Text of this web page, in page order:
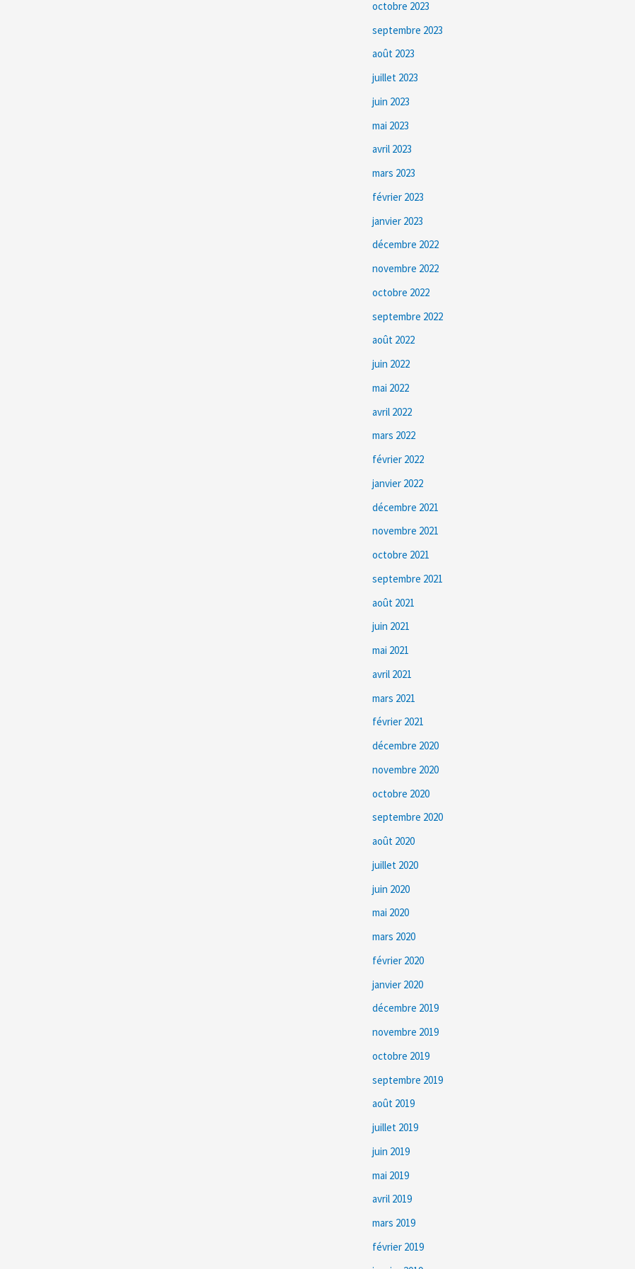
octobre 2023
septembre 2023
août 2023
juillet 2023
juin 2023
mai 2023
avril 2023
mars 2023
février 2023
janvier 2023
décembre 2022
novembre 2022
octobre 2022
septembre 2022
août 2022
juin 2022
mai 2022
avril 2022
mars 2022
février 2022
janvier 2022
décembre 2021
novembre 2021
octobre 2021
septembre 2021
août 2021
juin 2021
mai 2021
avril 2021
mars 2021
février 2021
décembre 2020
novembre 2020
octobre 2020
septembre 2020
août 2020
juillet 2020
juin 2020
mai 2020
mars 2020
février 2020
janvier 2020
décembre 2019
novembre 2019
octobre 2019
septembre 2019
août 2019
juillet 2019
juin 2019
mai 2019
avril 2019
mars 2019
février 2019